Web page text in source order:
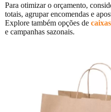
Para otimizar o orçamento,
totais, agrupar encomendas e
Explore também opções de
e campanhas sazonais.